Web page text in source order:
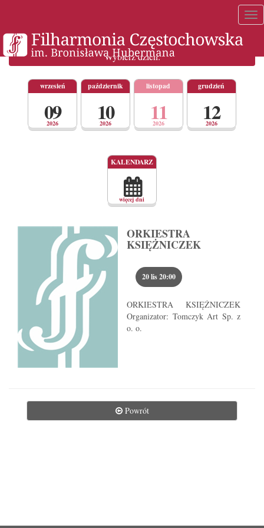
Wybierz dzień:
2026
wrzesień
09 2026
październik
10 2026
listopad
11 2026
grudzień
12
Wybór
dnia
w
harmonogramie
wydarzeń
za
pomocą
więcej dni
KALENDARZ
ORKIESTRA
KSIĘŻNICZEK
20 lis 20:00Przejdź do wyboru miejsca
ORKIESTRA KSIĘŻNICZEK
Organizator: Tomczyk Art Sp. z
o. o.
Powrót